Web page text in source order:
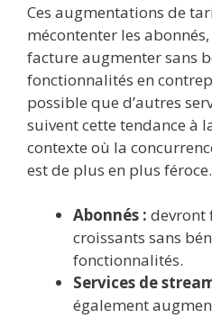
Ces augmentations de
mécontenter les
facture augmenter sans
fonctionnalités en
possible que d’autres
suivent cette tendance à
contexte où la
est de plus en plus féroce.
Abonnés : devront
croissants sans
fonctionnalités.
Services de
également